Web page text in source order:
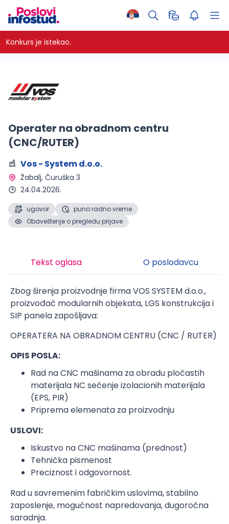
Konkurs je istekao.
Operater na obradnom centru
(CNC/RUTER)
Vos - System d.o.o.
Žabalj, Čuruška 3
24.04.2026.
ugovor
puno radno vreme
Obaveštenje o pregledu prijave
Tekst oglasa O poslodavcu
Zbog širenja proizvodnje firma VOS SYSTEM d.o.o.,
proizvođač modularnih objekata, LGS konstrukcija i
SIP panela zapošljava:
OPERATERA NA OBRADNOM CENTRU (CNC / RUTER)
OPIS POSLA:
Rad na CNC mašinama za obradu pločastih
materijala NC sečenje izolacionih materijala
(EPS, PIR)
Priprema elemenata za proizvodnju
USLOVI:
Iskustvo na CNC mašinama (prednost)
Tehnička pismenost
Preciznost i odgovornost.
Rad u savremenim fabričkim uslovima, stabilno
zaposlenje, mogućnost napredovanja, dugoročna
saradnja.